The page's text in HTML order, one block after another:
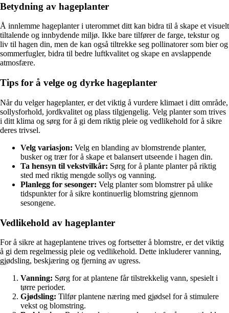
Betydning av hageplanter
Å innlemme hageplanter i uterommet ditt kan bidra til å skape et visuelt
tiltalende og innbydende miljø. Ikke bare tilfører de farge, tekstur og
liv til hagen din, men de kan også tiltrekke seg pollinatorer som bier og
sommerfugler, bidra til bedre luftkvalitet og skape en avslappende
atmosfære.
Tips for å velge og dyrke hageplanter
Når du velger hageplanter, er det viktig å vurdere klimaet i ditt område,
sollysforhold, jordkvalitet og plass tilgjengelig. Velg planter som trives
i ditt klima og sørg for å gi dem riktig pleie og vedlikehold for å sikre
deres trivsel.
Velg variasjon: Velg en blanding av blomstrende planter,
busker og trær for å skape et balansert utseende i hagen din.
Ta hensyn til vekstvilkår: Sørg for å plante planter på riktig
sted med riktig mengde sollys og vanning.
Planlegg for sesonger: Velg planter som blomstrer på ulike
tidspunkter for å sikre kontinuerlig blomstring gjennom
sesongene.
Vedlikehold av hageplanter
For å sikre at hageplantene trives og fortsetter å blomstre, er det viktig
å gi dem regelmessig pleie og vedlikehold. Dette inkluderer vanning,
gjødsling, beskjæring og fjerning av ugress.
Vanning: Sørg for at plantene får tilstrekkelig vann, spesielt i
tørre perioder.
Gjødsling: Tilfør plantene næring med gjødsel for å stimulere
vekst og blomstring.